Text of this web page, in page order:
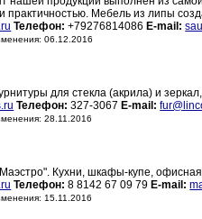
практичностью. Мебель из липы
Телефон: +79276814086 E-mail:
06.12.2016
для стекла (акрила) и
Телефон: 327-3067 E-mail:
28.11.2016
Кухни, шкафы-купе,
Телефон: 8 8142 67 09 79 E-mail:
15.11.2016